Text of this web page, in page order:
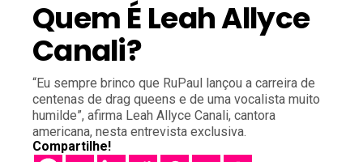
Quem É Leah Allyce
Canali?
“Eu sempre brinco que RuPaul lançou a carreira de
centenas de drag queens e de uma vocalista muito
humilde”, afirma Leah Allyce Canali, cantora
americana, nesta entrevista exclusiva.
Compartilhe!